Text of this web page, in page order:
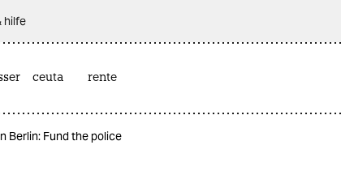
hilfe
ceuta rente
Berlin: Fund the police